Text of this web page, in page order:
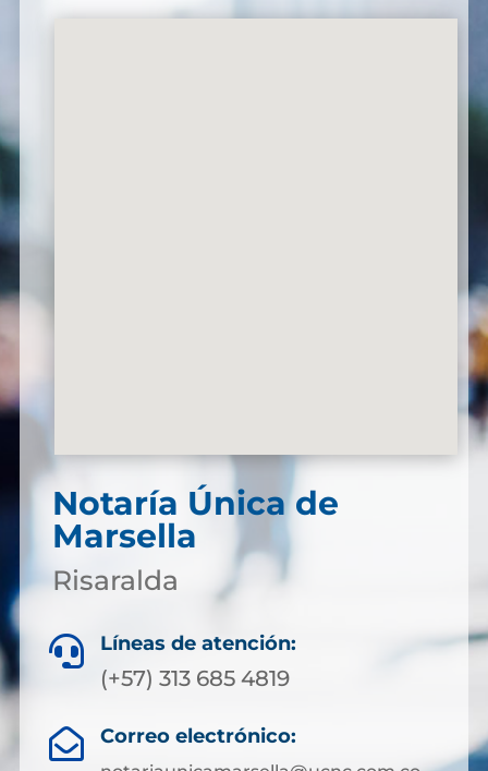
Notaría Única de
Marsella
Risaralda
 Líneas de atención:
(+57) 313 685 4819
 Correo electrónico: